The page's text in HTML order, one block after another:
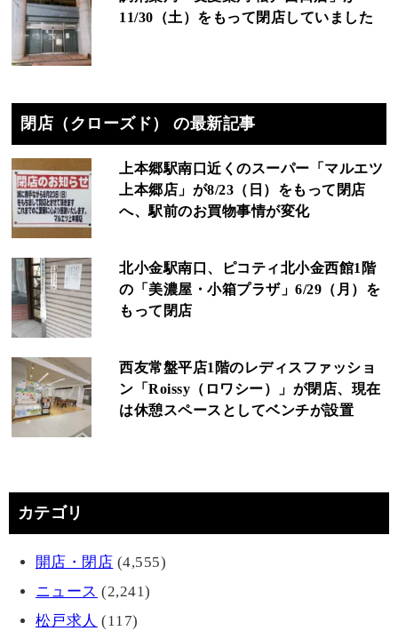
11/30（土）をもって閉店していました
閉店（クローズド） の最新記事
上本郷駅南口近くのスーパー「マルエツ
上本郷店」が8/23（日）をもって閉店
へ、駅前のお買物事情が変化
北小金駅南口、ピコティ北小金西館1階
の「美濃屋・小箱プラザ」6/29（月）を
もって閉店
西友常盤平店1階のレディスファッショ
ン「Roissy（ロワシー）」が閉店、現在
は休憩スペースとしてベンチが設置
カテゴリ
開店・閉店 (4,555)
ニュース (2,241)
松戸求人 (117)